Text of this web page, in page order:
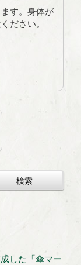
す。身体が
ださい。
検索
した「傘マー